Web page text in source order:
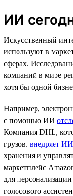
ИИ
Искусственный
используют в
сферах.
компаний в мире
хотя бы одной
Например,
с помощью ИИ
Компания DHL,
грузов, внедряет ИИ
хранения и
маркетплейс
для
голосового